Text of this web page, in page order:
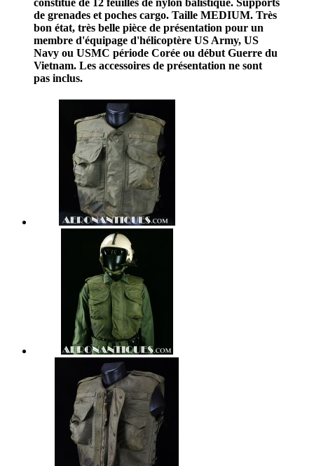
de grenades et poches cargo. Taille MEDIUM. Très
bon état, très belle pièce de présentation pour un
membre d'équipage d'hélicoptère US Army, US
Navy ou USMC période Corée ou début Guerre du
Vietnam. Les accessoires de présentation ne sont
pas inclus.